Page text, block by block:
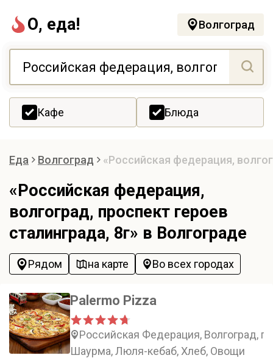
О, еда! Волгоград
Кафе Блюда
Еда Волгоград «Российская федерация,
«Российская федерация,
волгоград, проспект героев
сталинграда, 8г» в Волгограде
Рядом на карте Во всех городах
Palermo Pizza
Российская Федерация, Волгоград,
Шаурма, Люля-кебаб, Хлеб, Овощи